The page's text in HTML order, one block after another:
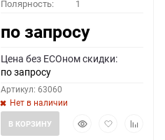
Полярность: 1
по запросу
Цена без ECOном скидки:
по запросу
Артикул: 63060
Нет в наличии
БыстрыйДобавитьДобавить
В КОРЗИНУ